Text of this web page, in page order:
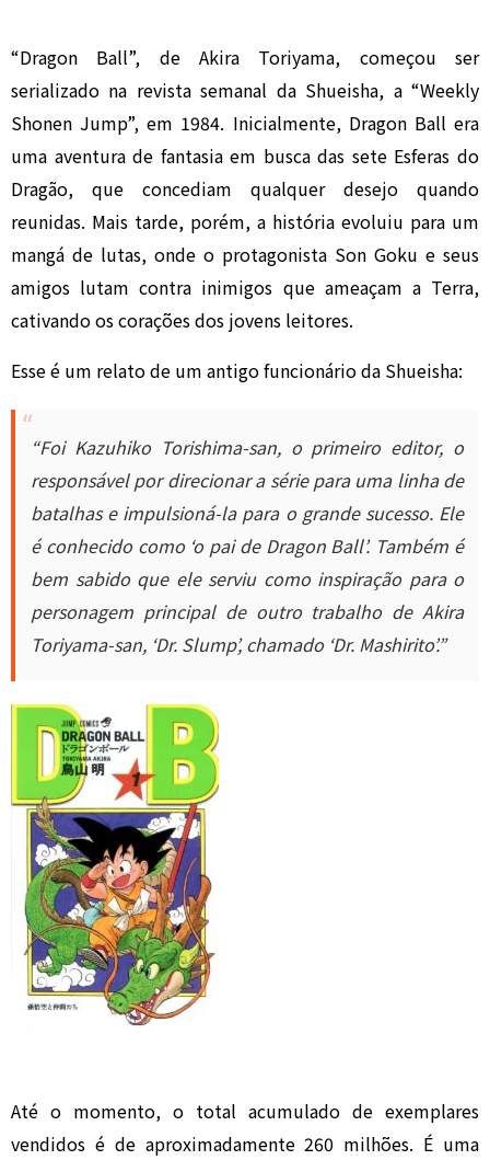
“Dragon Ball”, de Akira Toriyama, começou ser
serializado na revista semanal da Shueisha, a “Weekly
Shonen Jump”, em 1984. Inicialmente, Dragon Ball era
uma aventura de fantasia em busca das sete Esferas do
Dragão, que concediam qualquer desejo quando
reunidas. Mais tarde, porém, a história evoluiu para um
mangá de lutas, onde o protagonista Son Goku e seus
amigos lutam contra inimigos que ameaçam a Terra,
cativando os corações dos jovens leitores.
Esse é um relato de um antigo funcionário da Shueisha:
“Foi Kazuhiko Torishima-san, o primeiro editor, o
responsável por direcionar a série para uma linha de
batalhas e impulsioná-la para o grande sucesso. Ele
é conhecido como ‘o pai de Dragon Ball’. Também é
bem sabido que ele serviu como inspiração para o
personagem principal de outro trabalho de Akira
Toriyama-san, ‘Dr. Slump’, chamado ‘Dr. Mashirito’.”
Até o momento, o total acumulado de exemplares
vendidos é de aproximadamente 260 milhões. É uma